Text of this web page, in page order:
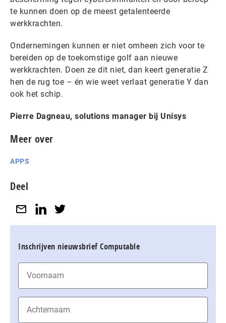
te kunnen doen op de meest getalenteerde
werkkrachten.
Ondernemingen kunnen er niet omheen zich voor te
bereiden op de toekomstige golf aan nieuwe
werkkrachten. Doen ze dit niet, dan keert generatie Z
hen de rug toe – én wie weet verlaat generatie Y dan
ook het schip.
Pierre Dagneau, solutions manager bij Unisys
Meer over
APPS
Deel
Inschrijven nieuwsbrief Computable